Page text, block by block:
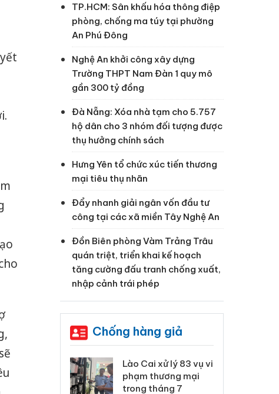
TP.HCM: Sân khấu hóa thông điệp
phòng, chống ma túy tại phường
An Phú Đông
Nghệ An khởi công xây dựng
Trường THPT Nam Đàn 1 quy mô
gần 300 tỷ đồng
Đà Nẵng: Xóa nhà tạm cho 5.757
hộ dân cho 3 nhóm đối tượng được
thụ hưởng chính sách
Hưng Yên tổ chức xúc tiến thương
mại tiêu thụ nhãn
Đẩy nhanh giải ngân vốn đầu tư
công tại các xã miền Tây Nghệ An
Đồn Biên phòng Vàm Trảng Trâu
quán triệt, triển khai kế hoạch
tăng cường đấu tranh chống xuất,
nhập cảnh trái phép
Chống hàng giả
an Thanh Hóa
hại trong vụ
xuất, buôn
Lào Cai xử lý 83 vụ vi
phạm thương mại
trong tháng 7